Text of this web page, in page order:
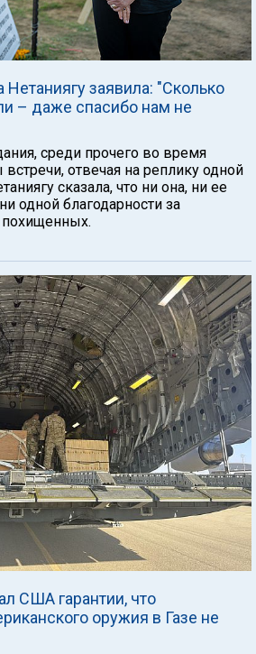
заявила: "Сколько
– даже спасибо нам не
среди прочего во время
отвечая на реплику одной
сказала, что ни она, ни ее
одной благодарности за
США гарантии, что
оружия в Газе не